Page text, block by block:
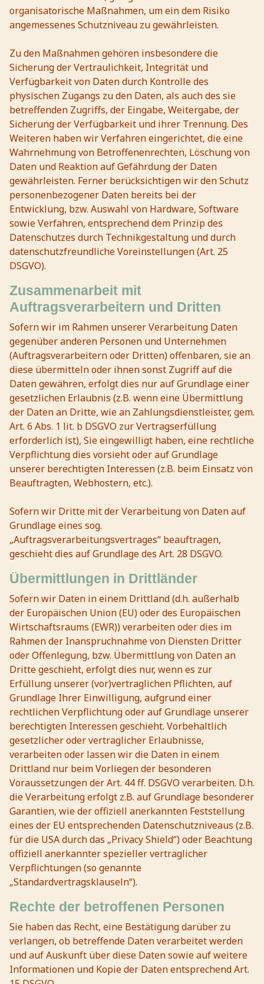
organisatorische Maßnahmen, um ein dem Risiko
angemessenes Schutzniveau zu gewährleisten.
Zu den Maßnahmen gehören insbesondere die
Sicherung der Vertraulichkeit, Integrität und
Verfügbarkeit von Daten durch Kontrolle des
physischen Zugangs zu den Daten, als auch des sie
betreffenden Zugriffs, der Eingabe, Weitergabe, der
Sicherung der Verfügbarkeit und ihrer Trennung. Des
Weiteren haben wir Verfahren eingerichtet, die eine
Wahrnehmung von Betroffenenrechten, Löschung von
Daten und Reaktion auf Gefährdung der Daten
gewährleisten. Ferner berücksichtigen wir den Schutz
personenbezogener Daten bereits bei der
Entwicklung, bzw. Auswahl von Hardware, Software
sowie Verfahren, entsprechend dem Prinzip des
Datenschutzes durch Technikgestaltung und durch
datenschutzfreundliche Voreinstellungen (Art. 25
DSGVO).
Zusammenarbeit mit
Auftragsverarbeitern und Dritten
Sofern wir im Rahmen unserer Verarbeitung Daten
gegenüber anderen Personen und Unternehmen
(Auftragsverarbeitern oder Dritten) offenbaren, sie an
diese übermitteln oder ihnen sonst Zugriff auf die
Daten gewähren, erfolgt dies nur auf Grundlage einer
gesetzlichen Erlaubnis (z.B. wenn eine Übermittlung
der Daten an Dritte, wie an Zahlungsdienstleister, gem.
Art. 6 Abs. 1 lit. b DSGVO zur Vertragserfüllung
erforderlich ist), Sie eingewilligt haben, eine rechtliche
Verpflichtung dies vorsieht oder auf Grundlage
unserer berechtigten Interessen (z.B. beim Einsatz von
Beauftragten, Webhostern, etc.).
Sofern wir Dritte mit der Verarbeitung von Daten auf
Grundlage eines sog.
„Auftragsverarbeitungsvertrages“ beauftragen,
geschieht dies auf Grundlage des Art. 28 DSGVO.
Übermittlungen in Drittländer
Sofern wir Daten in einem Drittland (d.h. außerhalb
der Europäischen Union (EU) oder des Europäischen
Wirtschaftsraums (EWR)) verarbeiten oder dies im
Rahmen der Inanspruchnahme von Diensten Dritter
oder Offenlegung, bzw. Übermittlung von Daten an
Dritte geschieht, erfolgt dies nur, wenn es zur
Erfüllung unserer (vor)vertraglichen Pflichten, auf
Grundlage Ihrer Einwilligung, aufgrund einer
rechtlichen Verpflichtung oder auf Grundlage unserer
berechtigten Interessen geschieht. Vorbehaltlich
gesetzlicher oder vertraglicher Erlaubnisse,
verarbeiten oder lassen wir die Daten in einem
Drittland nur beim Vorliegen der besonderen
Voraussetzungen der Art. 44 ff. DSGVO verarbeiten. D.h.
die Verarbeitung erfolgt z.B. auf Grundlage besonderer
Garantien, wie der offiziell anerkannten Feststellung
eines der EU entsprechenden Datenschutzniveaus (z.B.
für die USA durch das „Privacy Shield“) oder Beachtung
offiziell anerkannter spezieller vertraglicher
Verpflichtungen (so genannte
„Standardvertragsklauseln“).
Rechte der betroffenen Personen
Sie haben das Recht, eine Bestätigung darüber zu
verlangen, ob betreffende Daten verarbeitet werden
und auf Auskunft über diese Daten sowie auf weitere
Informationen und Kopie der Daten entsprechend Art.